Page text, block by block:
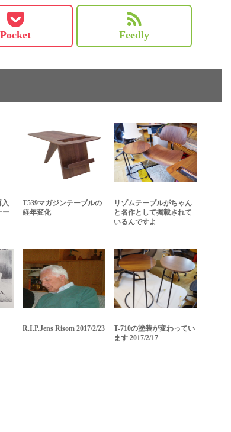
Pocket Feedly
入
ー
T539マガジンテーブルの
経年変化
リゾムテーブルがちゃん
と名作として掲載されて
いるんですよ
R.I.P.Jens Risom 2017/2/23
T-710の塗装が変わってい
ます 2017/2/17